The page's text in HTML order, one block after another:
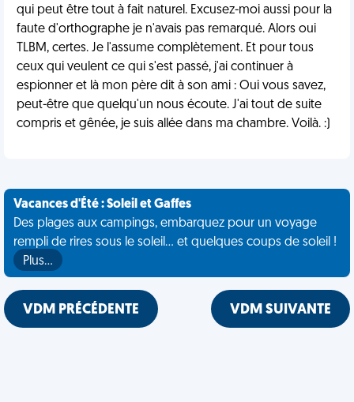
qui peut être tout à fait naturel. Excusez-moi aussi pour la
faute d'orthographe je n'avais pas remarqué. Alors oui
TLBM, certes. Je l'assume complètement. Et pour tous
ceux qui veulent ce qui s'est passé, j'ai continuer à
espionner et là mon père dit à son ami : Oui vous savez,
peut-être que quelqu'un nous écoute. J'ai tout de suite
compris et gênée, je suis allée dans ma chambre. Voilà. :)
Vacances d'Été : Soleil et Gaffes
Des plages aux campings, embarquez pour un voyage
rempli de rires sous le soleil... et quelques coups de soleil !
Plus…
VDM PRÉCÉDENTE VDM SUIVANTE